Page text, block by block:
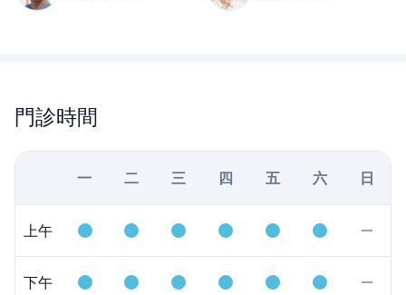
門診時間
一 二 三 四 五 六 日
上午
下午